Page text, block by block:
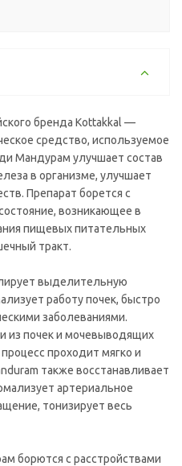
бренда Kottakkal —
средство, используемое
Мандурам улучшает состав
в организме, улучшает
Препарат борется с
возникающее в
пищевых питательных
тракт.
выделительную
работу почек, быстро
заболеваниями.
из почек и мочевыводящих
проходит мягко и
также восстанавливает
артериальное
тонизирует весь
борются с расстройствами